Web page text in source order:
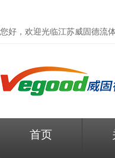
您好，欢迎光临江苏威固德流
首页